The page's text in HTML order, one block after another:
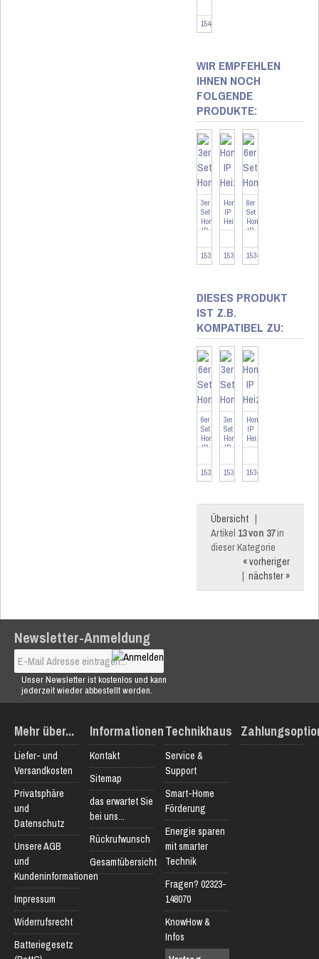
HmIP-...
154666
WIR EMPFEHLEN
IHNEN NOCH
FOLGENDE
PRODUKTE:
3er
Set
Homematic
IP
...
153412-3
Homematic
IP
Heizkörperthermostat
-
...
153412
6er
Set
Homematic
IP
...
153412-6
DIESES PRODUKT
IST Z.B.
KOMPATIBEL ZU:
6er
Set
Homematic
IP
...
153412-6
3er
Set
Homematic
IP
...
153412-3
Homematic
IP
Heizkörperthermostat
-
...
153412
Übersicht |
Artikel 13 von 37in
dieser Kategorie
« vorheriger
| nächster »
Newsletter-Anmeldung
Unser Newsletter ist kostenlos und kann
jederzeit wieder abbestellt werden.
Mehr über...
Liefer- und
Versandkosten
Privatsphäre
und
Datenschutz
Unsere AGB
und
Kundeninformationen
Impressum
Widerrufsrecht
Batteriegesetz
Informationen
Kontakt
Sitemap
das erwartet Sie
bei uns...
Rückrufwunsch
Gesamtübersicht
Technikhaus
Service &
Support
Smart-Home
Förderung
Energie sparen
mit smarter
Technik
Fragen? 02323-
148070
KnowHow &
Infos